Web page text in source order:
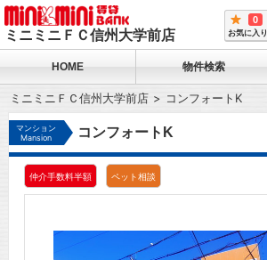
ミニミニＦＣ信州大学前店
0
お気に入り
HOME 物件検索
ミニミニＦＣ信州大学前店 コンフォートK
マンション
Mansion
コンフォートK
仲介手数料半額 ペット相談